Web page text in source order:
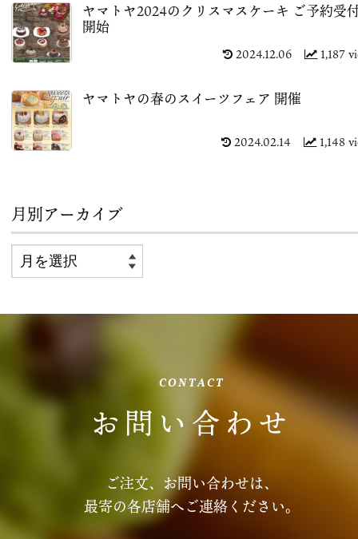
ヤマトヤ2024のクリスマスケーキ ご予約受
開始
1,187
2024.12.06
ヤマトヤの春のスイーツフェア 開催
1,148
2024.02.14
月別アーカイブ
CONTACT
お問い合わせ
ご注文、お問い合わせは、
最寄の各店舗へご連絡ください。